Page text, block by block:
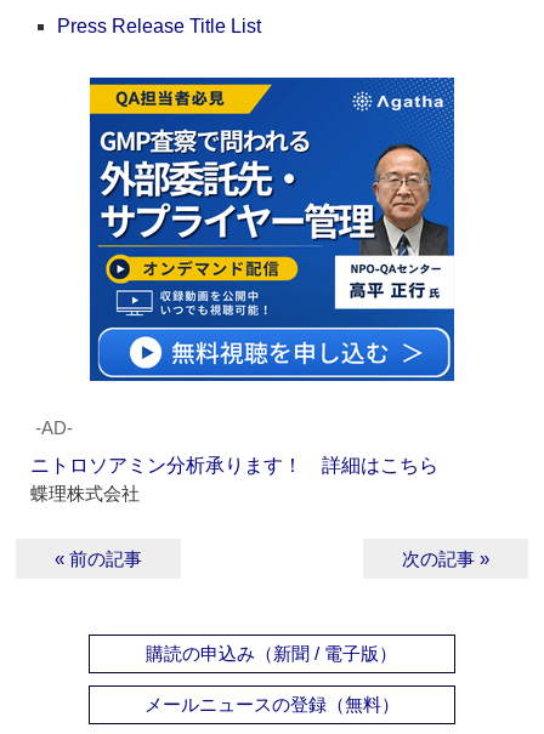
Press Release Title List
‐AD‐
ニトロソアミン分析承ります！ 詳細はこちら
蝶理株式会社
« 前の記事 次の記事 »
購読の申込み（新聞 / 電子版）
メールニュースの登録（無料）